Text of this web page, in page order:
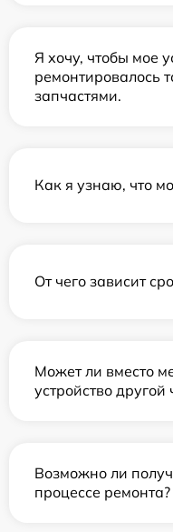
Я хочу, чтобы мое
ремонтировалось
запчастями.
Как я узнаю, что
От чего зависит
Может ли вместо
устройство другой
Возможно ли
процессе ремонта?